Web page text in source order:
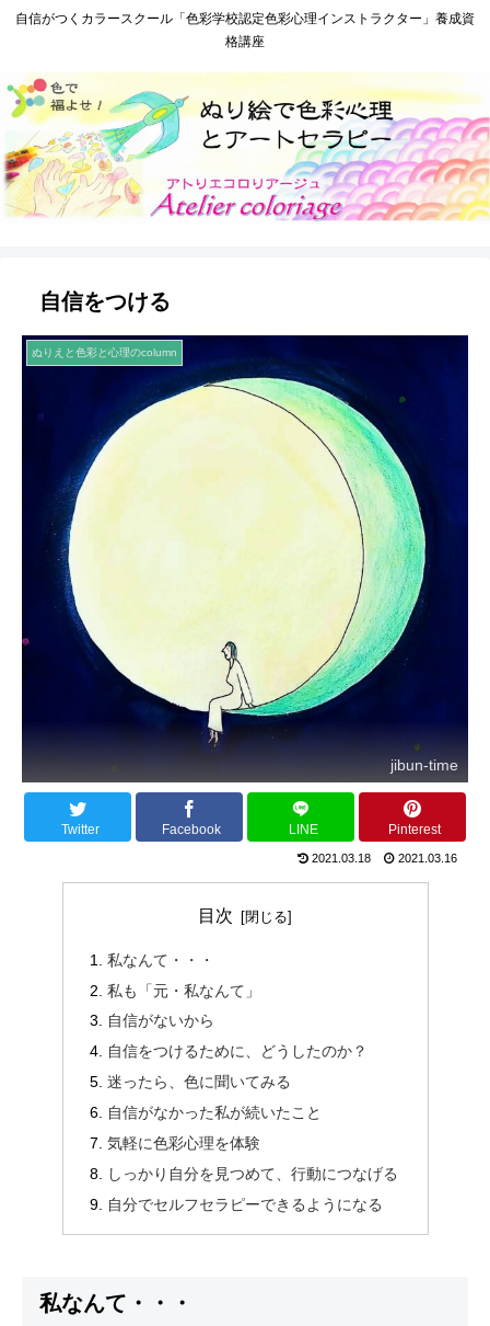
自信がつくカラースクール「色彩学校認定色彩心理インストラクター」養成資
格講座
自信をつける
ぬりえと色彩と心理のcolumn
jibun-time
Twitter Facebook LINE Pinterest
2021.03.18 2021.03.16
目次
私なんて・・・
私も「元・私なんて」
自信がないから
自信をつけるために、どうしたのか？
迷ったら、色に聞いてみる
自信がなかった私が続いたこと
気軽に色彩心理を体験
しっかり自分を見つめて、行動につなげる
自分でセルフセラピーできるようになる
私なんて・・・